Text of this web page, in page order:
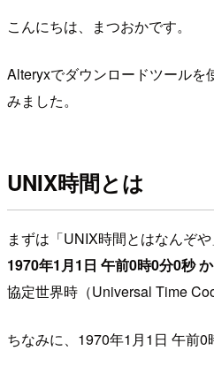
こんにちは、まつおかです。
Alteryxでダウンロードツール
みました。
UNIX時間とは
まずは「UNIX時間とはなんぞ
1970年1月1日 午前0時0分0秒
協定世界時（Universal Time
ちなみに、1970年1月1日 午前0